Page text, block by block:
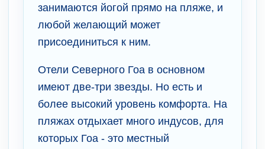
занимаются йогой прямо на пляже, и
любой желающий может
присоединиться к ним.
Отели Северного Гоа в основном
имеют две-три звезды. Но есть и
более высокий уровень комфорта. На
пляжах отдыхает много индусов, для
которых Гоа - это местный